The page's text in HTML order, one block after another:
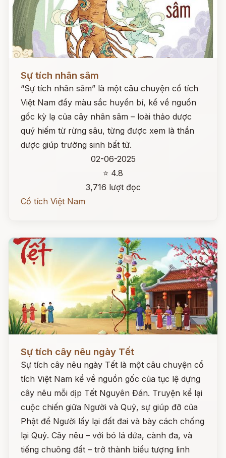
Sự tích nhân sâm
“Sự tích nhân sâm” là một câu chuyện cổ tích
Việt Nam đầy màu sắc huyền bí, kể về nguồn
gốc kỳ lạ của cây nhân sâm – loài thảo dược
quý hiếm từ rừng sâu, từng được xem là thần
dược giúp trường sinh bất tử.
02-06-2025
⭐ 4.8
3,716 lượt đọc
Cổ tích Việt Nam
Sự tích cây nêu ngày Tết
Sự tích cây nêu ngày Tết là một câu chuyện cổ
tích Việt Nam kể về nguồn gốc của tục lệ dựng
cây nêu mỗi dịp Tết Nguyên Đán. Truyện kể lại
cuộc chiến giữa Người và Quỷ, sự giúp đỡ của
Phật để Người lấy lại đất đai và bày cách chống
lại Quỷ. Cây nêu – với bó lá dứa, cành đa, và
tiếng chuông đất – trở thành biểu tượng linh